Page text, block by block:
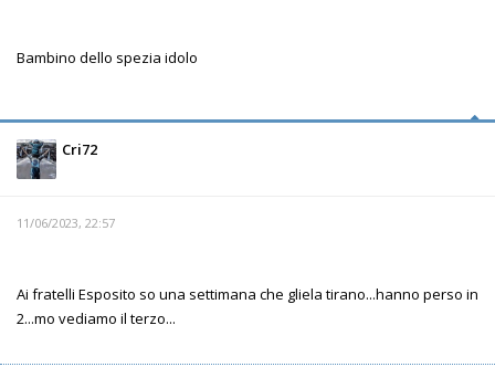
Bambino dello spezia idolo
Cri72
11/06/2023, 22:57
Ai fratelli Esposito so una settimana che gliela tirano...hanno perso in
2...mo vediamo il terzo...